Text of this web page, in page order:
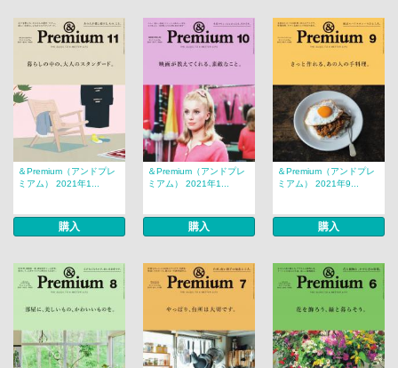
＆Premium（アンドプレ
ミアム） 2021年1...
購入
＆Premium（アンドプレ
ミアム） 2021年1...
購入
＆Premium（アンドプレ
ミアム） 2021年9...
購入